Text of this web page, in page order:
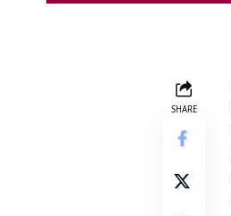
SHARE